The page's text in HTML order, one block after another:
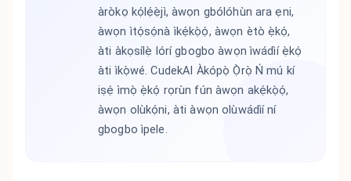
àròkọ kọ́lẹ́ẹ̀jì, àwọn gbólóhùn ara ẹni,
àwọn ìtọ́sọ́nà ìkẹ́kọ̀ọ́, àwọn ètò ẹ̀kọ́,
àti àkọsílẹ̀ lórí gbogbo àwọn ìwádìí ẹ̀kọ́
àti ìkọ̀wé. CudekAI Àkópọ̀ Ọ̀rọ̀ Ń mú kí
iṣẹ́ ìmọ̀ ẹ̀kọ́ rọrùn fún àwọn akẹ́kọ̀ọ́,
àwọn olùkọ́ni, àti àwọn olùwádìí ní
gbogbo ìpele.